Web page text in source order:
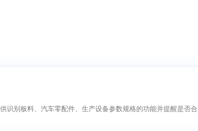
识别板料、汽车零配件、生产设备参数规格的功能并提醒是否合